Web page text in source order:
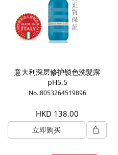
意大利深层修护锁色洗髮露
pH5.5
No.:8053264519896
HKD 138.00
立即购买